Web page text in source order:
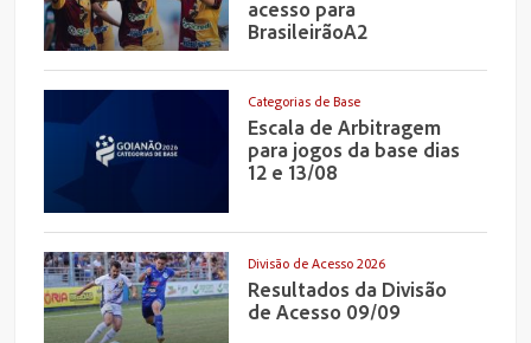
acesso para
BrasileirãoA2
Categorias de Base
Escala de Arbitragem
para jogos da base dias
12 e 13/08
Divisão de Acesso 2026
Resultados da Divisão
de Acesso 09/09